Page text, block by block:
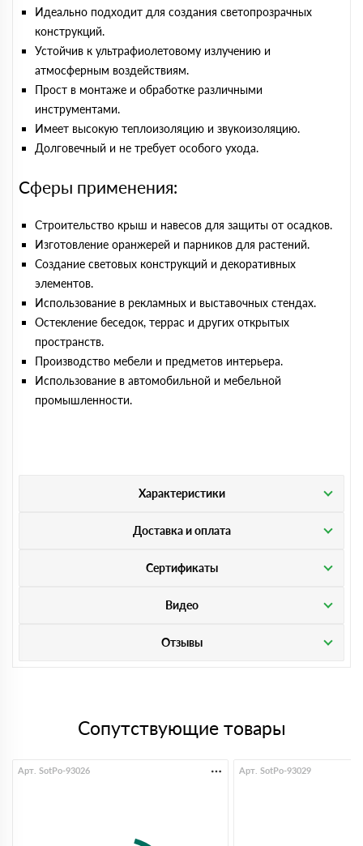
Идеально подходит для создания светопрозрачных
конструкций.
Устойчив к ультрафиолетовому излучению и
атмосферным воздействиям.
Прост в монтаже и обработке различными
инструментами.
Имеет высокую теплоизоляцию и звукоизоляцию.
Долговечный и не требует особого ухода.
Сферы применения:
Строительство крыш и навесов для защиты от осадков.
Изготовление оранжерей и парников для растений.
Создание световых конструкций и декоративных
элементов.
Использование в рекламных и выставочных стендах.
Остекление беседок, террас и других открытых
пространств.
Производство мебели и предметов интерьера.
Использование в автомобильной и мебельной
промышленности.
Характеристики
Доставка и оплата
Сертификаты
Видео
Отзывы
Сопутствующие товары
Арт. SotPo-93026 Арт. SotPo-93029